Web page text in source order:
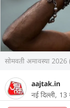
सोमवती अमावस्या
aajtak.in
नई दिल्ली, 13